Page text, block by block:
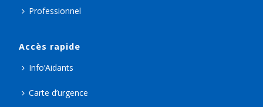
Professionnel
Accès rapide
Info’Aidants
Carte d’urgence